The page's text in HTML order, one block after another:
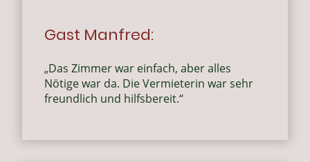
Gast Manfred:
„Das Zimmer war einfach, aber alles
Nötige war da. Die Vermieterin war sehr
freundlich und hilfsbereit.“